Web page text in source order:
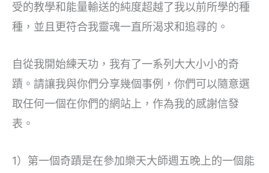
受的教學和能量輸送的純度超越了我以前所學的種
種，並且更符合我靈魂一直所渴求和追尋的。
自從我開始練天功，我有了一系列大大小小的奇
蹟。請讓我與你們分享幾個事例，你們可以隨意選
取任何一個在你們的網站上，作為我的感謝信發
表。
1）第一個奇蹟是在參加樂天大師週五晚上的一個能